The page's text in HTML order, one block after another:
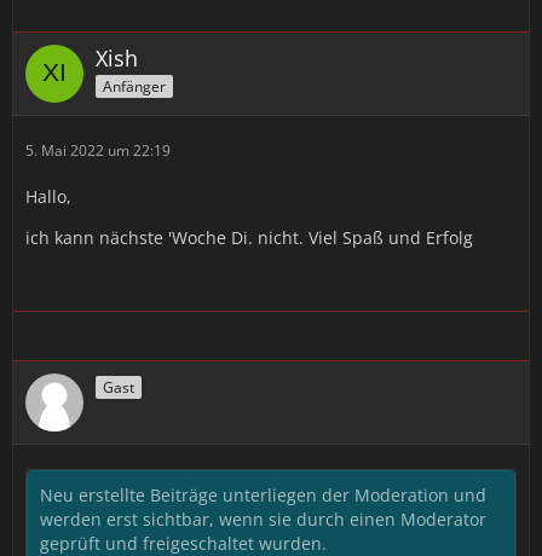
Xish
Anfänger
5. Mai 2022 um 22:19
Hallo,
ich kann nächste 'Woche Di. nicht. Viel Spaß und Erfolg
Gast
Neu erstellte Beiträge unterliegen der Moderation und
werden erst sichtbar, wenn sie durch einen Moderator
geprüft und freigeschaltet wurden.